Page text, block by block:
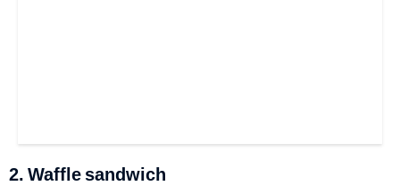
2. Waffle sandwich